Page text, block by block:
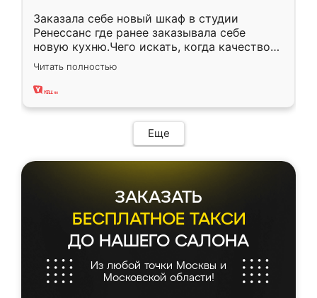
Заказала себе новый шкаф в студии
Ренессанс где ранее заказывала себе
новую кухню.Чего искать, когда качеством
вполне довольна. Служит кухня уже почти
два года, нареканий нет.
Читать полностью
Еще
ЗАКАЗАТЬ
БЕСПЛАТНОЕ ТАКСИ
ДО НАШЕГО САЛОНА
Из любой точки Москвы и
Московской области!